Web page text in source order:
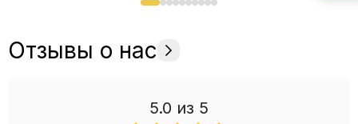
Отзывы о нас
5.0 из 5